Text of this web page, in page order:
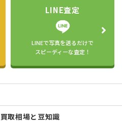
LINE査定
LINEで写真を送るだけで
スピーディーな査定！
買取相場と豆知識